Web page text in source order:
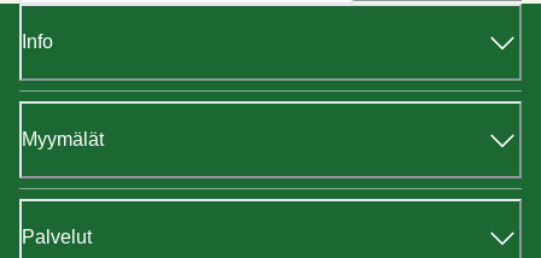
Info
Myymälät
Palvelut